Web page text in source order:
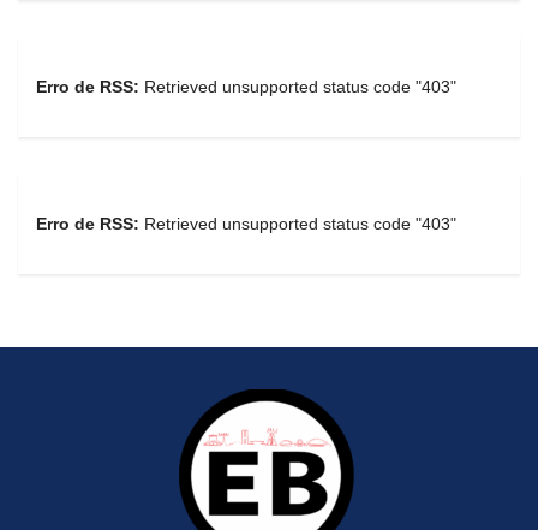
Erro de RSS: Retrieved unsupported status code "403"
Erro de RSS: Retrieved unsupported status code "403"